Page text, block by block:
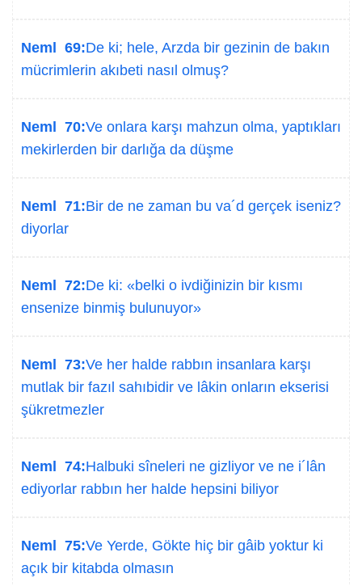
Neml 69:De ki; hele, Arzda bir gezinin de bakın
mücrimlerin akıbeti nasıl olmuş?
Neml 70:Ve onlara karşı mahzun olma, yaptıkları
mekirlerden bir darlığa da düşme
Neml 71:Bir de ne zaman bu va´d gerçek iseniz?
diyorlar
Neml 72:De ki: «belki o ivdiğinizin bir kısmı
ensenize binmiş bulunuyor»
Neml 73:Ve her halde rabbın insanlara karşı
mutlak bir fazıl sahıbidir ve lâkin onların ekserisi
şükretmezler
Neml 74:Halbuki sîneleri ne gizliyor ve ne i´lân
ediyorlar rabbın her halde hepsini biliyor
Neml 75:Ve Yerde, Gökte hiç bir gâib yoktur ki
açık bir kitabda olmasın